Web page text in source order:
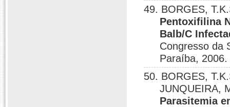
49. BORGES,
Pentoxifilina
Balb/C
Congresso da
Paraíba, 2006.
50. BORGES,
JUNQUEIRA,
Parasitemia